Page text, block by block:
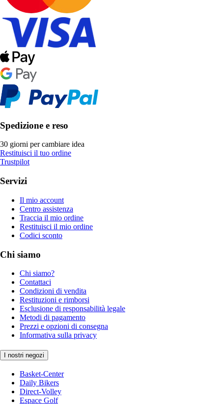
Spedizione e reso
30 giorni per cambiare idea
Restituisci il tuo ordine
Trustpilot
Servizi
Il mio account
Centro assistenza
Traccia il mio ordine
Restituisci il mio ordine
Codici sconto
Chi siamo
Chi siamo?
Contattaci
Condizioni di vendita
Restituzioni e rimborsi
Esclusione di responsabilità legale
Metodi di pagamento
Prezzi e opzioni di consegna
Informativa sulla privacy
I nostri negozi
Basket-Center
Daily Bikers
Direct-Volley
Espace Golf